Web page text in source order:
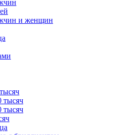
и женщин
тысяч
тысяч